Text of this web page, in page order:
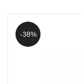
-38%